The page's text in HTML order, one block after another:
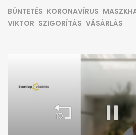
BÜNTETÉS KORONAVÍRUS
VIKTOR SZIGORÍTÁS VÁSÁRLÁS